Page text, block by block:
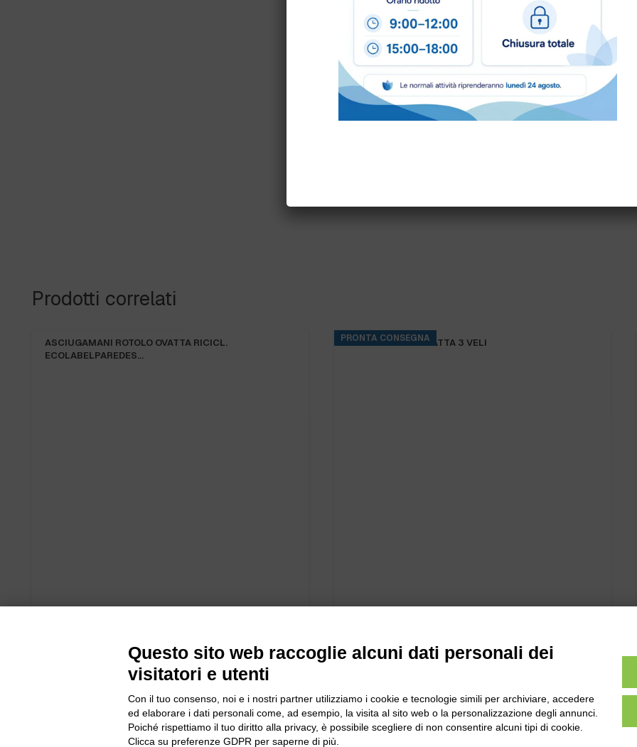
Come
Puoi ordinare chiamando
info@bogliano.it.
Per ogni informazione
Prodotti correlati
ASCIUGAMANI ROTOLO OVATTA RICICL.
ECOLABELPAREDES…
PRONTA CONSEGNA
IGIENICA PURA OVATTA 3 VELI
Questo sito web raccoglie alcuni dati personali dei
visitatori e utenti
Con il tuo consenso, noi e i nostri partner utilizziamo i cookie e tecnologie simili per archiviare, accedere
ed elaborare i dati personali come, ad esempio, la visita al sito web o la personalizzazione degli annunci.
Poiché rispettiamo il tuo diritto alla privacy, è possibile scegliere di non consentire alcuni tipi di cookie.
Clicca su preferenze GDPR per saperne di più.